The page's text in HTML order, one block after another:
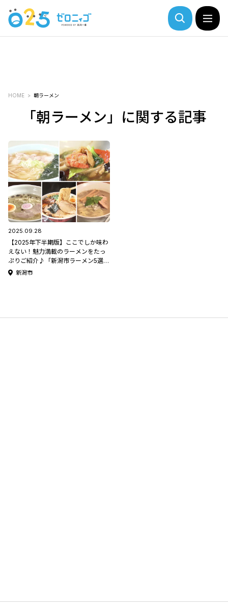
HOME 朝ラーメン
「朝ラーメン」に関する記事
2025.09.28
【2025年下半期版】ここでしか味わ
えない！魅力満載のラーメンをたっ
ぷりご紹介♪「新潟市ラーメン5選」
【新潟ラーメン特集2025】
新潟市